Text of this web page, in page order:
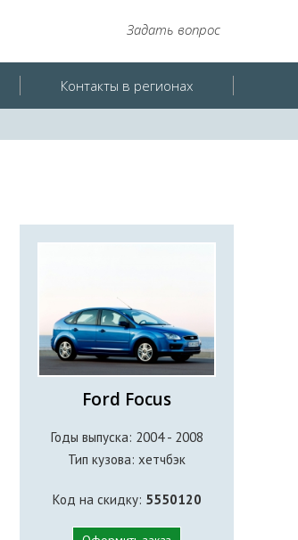
Задать вопрос
Контакты в регионах
Ford Focus
Годы выпуска: 2004 - 2008
Тип кузова: хетчбэк
Код на скидку: 5550120